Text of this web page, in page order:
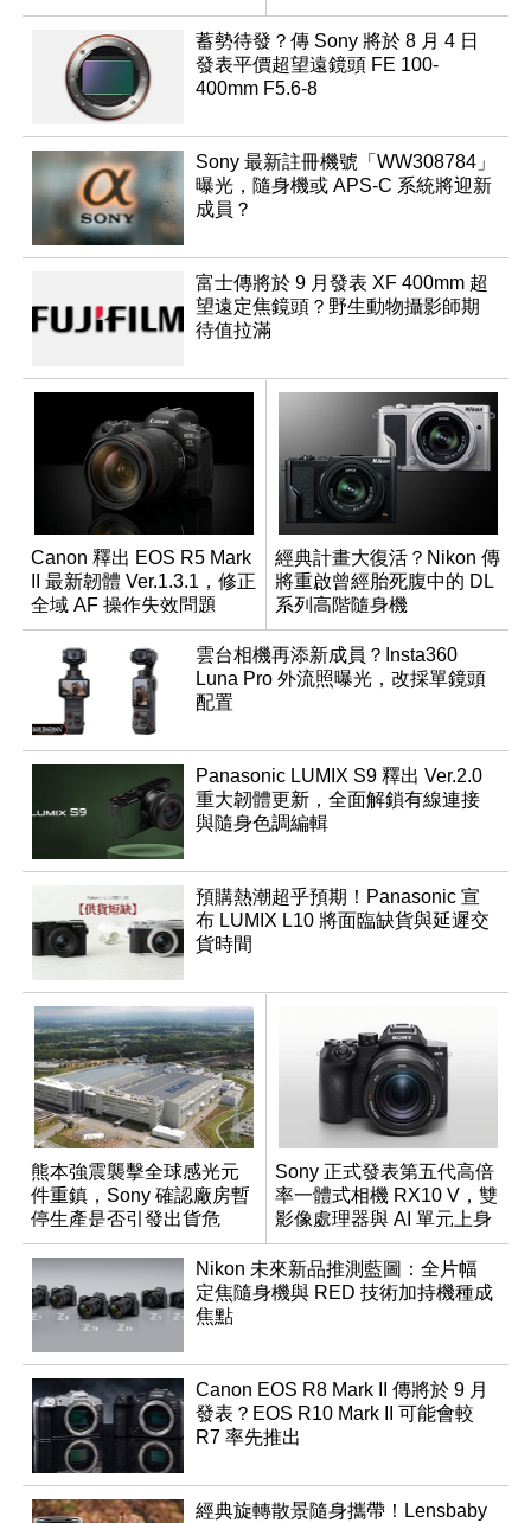
升級
蓄勢待發？傳 Sony 將於 8 月 4 日
發表平價超望遠鏡頭 FE 100-
400mm F5.6-8
Sony 最新註冊機號「WW308784」
曝光，隨身機或 APS-C 系統將迎新
成員？
富士傳將於 9 月發表 XF 400mm 超
望遠定焦鏡頭？野生動物攝影師期
待值拉滿
Canon 釋出 EOS R5 Mark
II 最新韌體 Ver.1.3.1，修正
全域 AF 操作失效問題
經典計畫大復活？Nikon 傳
將重啟曾經胎死腹中的 DL
系列高階隨身機
雲台相機再添新成員？Insta360
Luna Pro 外流照曝光，改採單鏡頭
配置
Panasonic LUMIX S9 釋出 Ver.2.0
重大韌體更新，全面解鎖有線連接
與隨身色調編輯
預購熱潮超乎預期！Panasonic 宣
布 LUMIX L10 將面臨缺貨與延遲交
貨時間
熊本強震襲擊全球感光元
件重鎮，Sony 確認廠房暫
停生產是否引發出貨危
機？
Sony 正式發表第五代高倍
率一體式相機 RX10 V，雙
影像處理器與 AI 單元上身
Nikon 未來新品推測藍圖：全片幅
定焦隨身機與 RED 技術加持機種成
焦點
Canon EOS R8 Mark II 傳將於 9 月
發表？EOS R10 Mark II 可能會較
R7 率先推出
經典旋轉散景隨身攜帶！Lensbaby